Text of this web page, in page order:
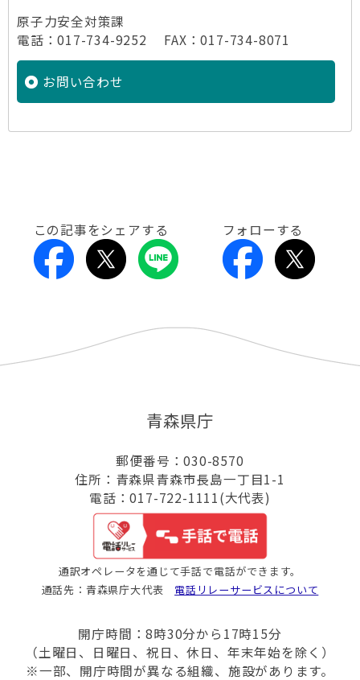
原子力安全対策課
電話：017-734-9252 FAX：017-734-8071
お問い合わせ
この記事をシェアする フォローする
青森県庁
郵便番号：030-8570
住所：青森県青森市長島一丁目1-1
電話：017-722-1111(大代表)
通訳オペレータを通じて手話で電話ができます。
通話先：青森県庁大代表 電話リレーサービスについて
開庁時間：8時30分から17時15分
（土曜日、日曜日、祝日、休日、年末年始を除く）
※一部、開庁時間が異なる組織、施設があります。